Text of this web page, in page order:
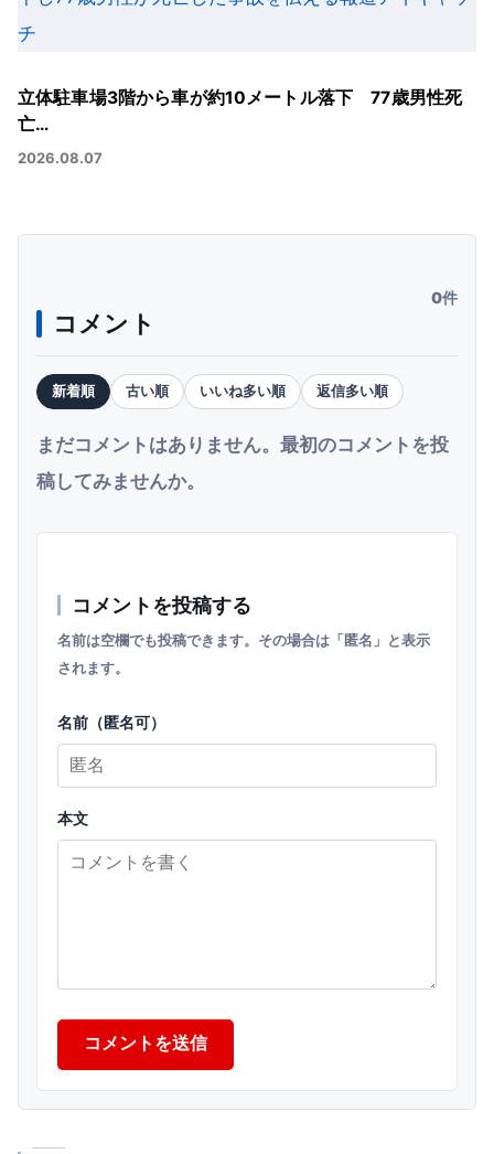
立体駐車場3階から車が約10メートル落下 77歳男性死
亡…
2026.08.07
コメント
0件
新着順 古い順 いいね多い順 返信多い順
まだコメントはありません。最初のコメントを投
稿してみませんか。
コメントを投稿する
名前は空欄でも投稿できます。その場合は「匿名」と表示
されます。
名前（匿名可）
本文
コメントを送信